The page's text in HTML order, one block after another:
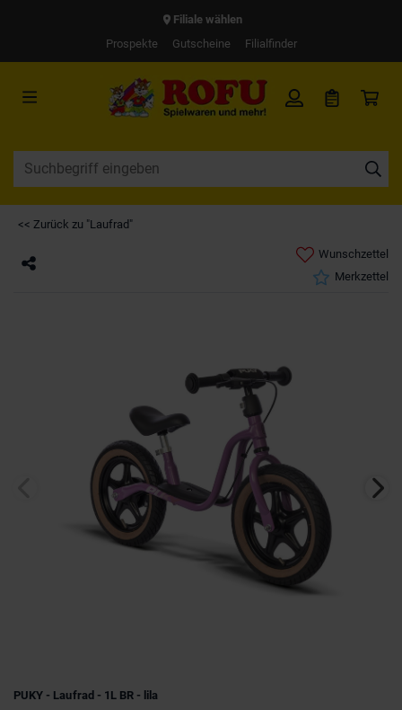
Filiale wählen
Prospekte
Gutscheine Filialfinder
<< Zurück zu "Laufrad"
Wunschzettel
Merkzettel
PUKY - Laufrad - 1L BR - lila